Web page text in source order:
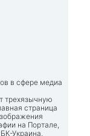
в сфере медиа
трехязычную
страница
на Портале,
Украина,